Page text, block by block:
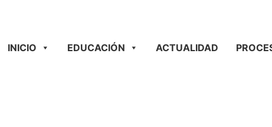
INICIO EDUCACIÓN ACTUALIDAD